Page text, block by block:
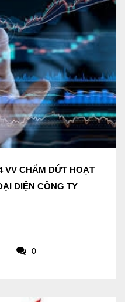
VV CHẤM DỨT HOẠT
DIỆN CÔNG TY
0